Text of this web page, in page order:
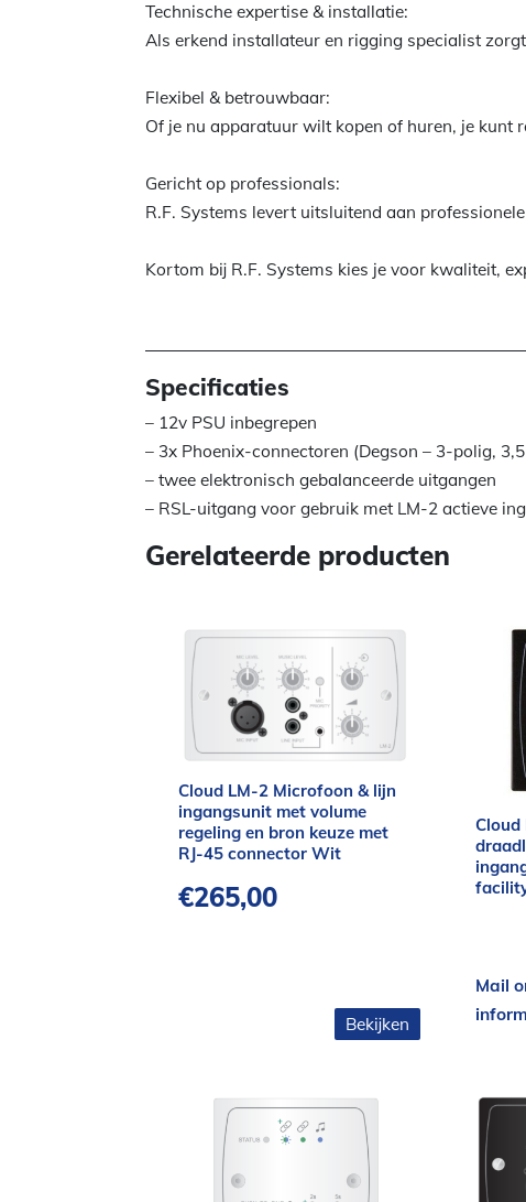
Technische expertise & installatie:
Als erkend installateur en rigging specialist
Flexibel & betrouwbaar:
Of je nu apparatuur wilt kopen of huren, je kunt
Gericht op professionals:
R.F. Systems levert uitsluitend aan
Kortom bij R.F. Systems kies je voor kwaliteit,
Specificaties
– 12v PSU inbegrepen
– 3x Phoenix-connectoren (Degson – 3-polig,
– twee elektronisch gebalanceerde uitgangen
– RSL-uitgang voor gebruik met LM-2 actieve
Gerelateerde producten
Cloud LM-2 Microfoon & lijn
ingangsunit met volume
regeling en bron keuze met
RJ-45 connector Wit
€265,00
Bekijken
Cloud
Mail